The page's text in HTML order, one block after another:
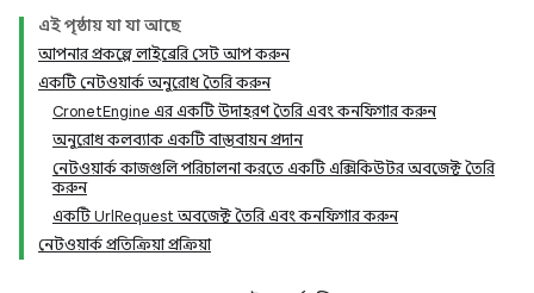
এই পৃষ্ঠায় যা যা আছে
আপনার প্রকল্পে লাইব্রেরি সেট আপ করুন
একটি নেটওয়ার্ক অনুরোধ তৈরি করুন
CronetEngine এর একটি উদাহরণ তৈরি এবং কনফিগার করুন
অনুরোধ কলব্যাক একটি বাস্তবায়ন প্রদান
নেটওয়ার্ক কাজগুলি পরিচালনা করতে একটি এক্সিকিউটর অবজেক্ট তৈরি
করুন
একটি UrlRequest অবজেক্ট তৈরি এবং কনফিগার করুন
নেটওয়ার্ক প্রতিক্রিয়া প্রক্রিয়া